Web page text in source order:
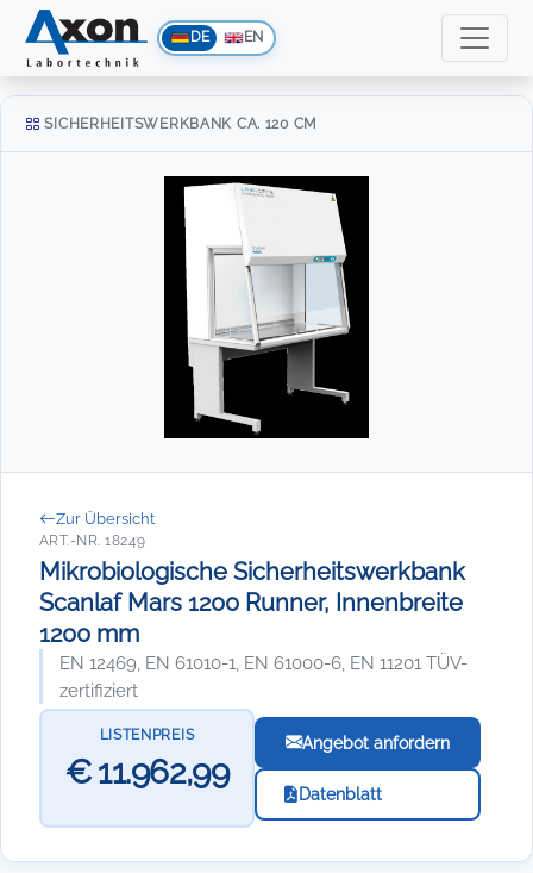
DE EN
SICHERHEITSWERKBANK CA. 120 CM
Zur Übersicht
ART.-NR. 18249
Mikrobiologische Sicherheitswerkbank
Scanlaf Mars 1200 Runner, Innenbreite
1200 mm
EN 12469, EN 61010-1, EN 61000-6, EN 11201 TÜV-
zertifiziert
LISTENPREIS
€ 11.962,99
Angebot anfordern
Datenblatt